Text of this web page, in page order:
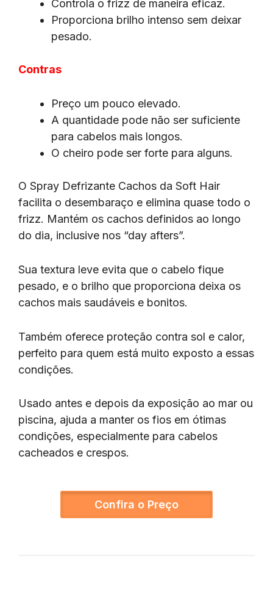
Controla o frizz de maneira eficaz.
Proporciona brilho intenso sem deixar
pesado.
Contras
Preço um pouco elevado.
A quantidade pode não ser suficiente
para cabelos mais longos.
O cheiro pode ser forte para alguns.
O Spray Defrizante Cachos da Soft Hair
facilita o desembaraço e elimina quase todo o
frizz. Mantém os cachos definidos ao longo
do dia, inclusive nos “day afters”.
Sua textura leve evita que o cabelo fique
pesado, e o brilho que proporciona deixa os
cachos mais saudáveis e bonitos.
Também oferece proteção contra sol e calor,
perfeito para quem está muito exposto a essas
condições.
Usado antes e depois da exposição ao mar ou
piscina, ajuda a manter os fios em ótimas
condições, especialmente para cabelos
cacheados e crespos.
Confira o Preço